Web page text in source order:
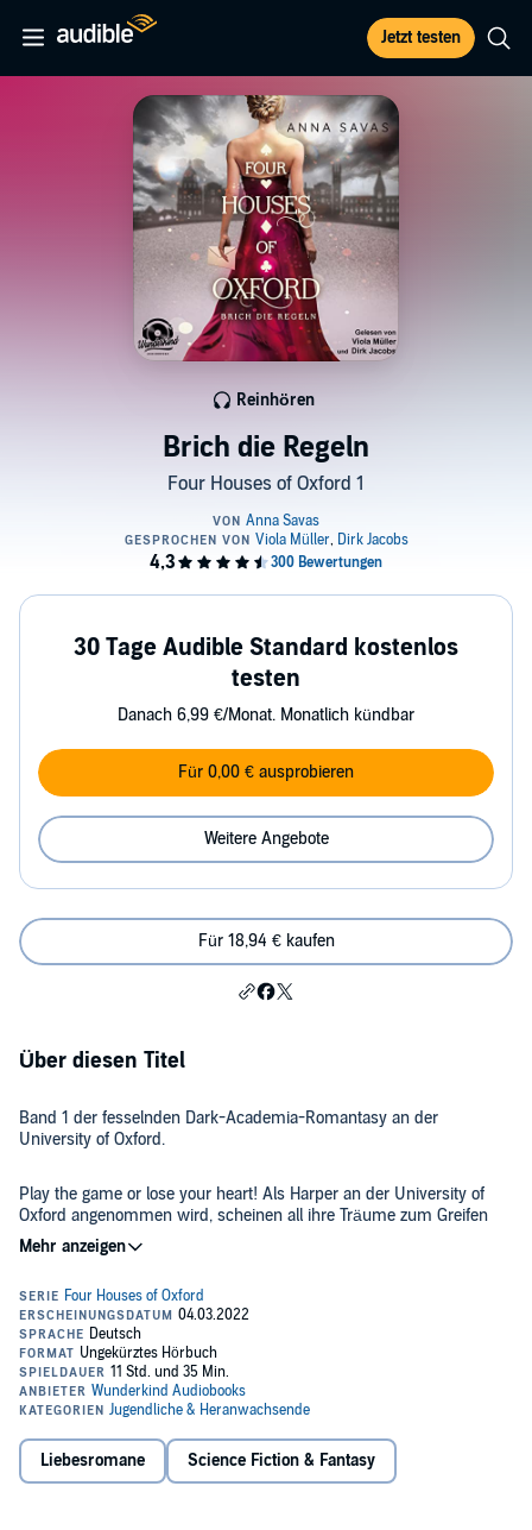
Jetzt testen
Brich die Regeln
Four Houses of Oxford 1
Reinhören
30 Tage Audible Standard kostenlos
testen
Danach 6,99 €/Monat. Monatlich kündbar
Für 0,00 € ausprobieren
Weitere Angebote
Für 18,94 € kaufen
Über diesen Titel
Band 1 der fesselnden Dark-Academia-Romantasy an der
University of Oxford.
Play the game or lose your heart! Als Harper an der University of
Oxford angenommen wird, scheinen all ihre Träume zum Greifen
nah. Vor allem als sie mit der Zusage die Einladung erhält, den
berüchtigten Diamonds beizutreten - einer Studentenverbindung,
muss Harper am Spiel der Vier Farben teilnehmen und steht ihrer
Vergangenheit gegenüber: Finley, der sie vor Jahren ohne Erklärung
im Stich ließ und sie jetzt ausdrücklich vor der tödlichen Magie der
Diamonds warnt.
©2022 Ravensburger Verlag GmbH (P)2022 Wunderkind
Audiobooks
Liebesromane Science Fiction & Fantasy